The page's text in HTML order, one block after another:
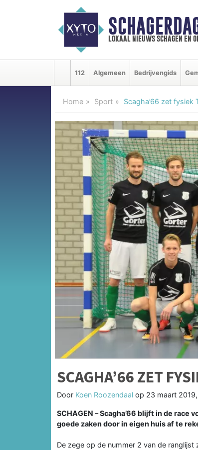
lokaal nieuws schagen en
112 Algemeen Bedrijvengids
Home Sport Scagha’66 zet fysiek
SCAGHA’66 ZET
Door Koen Roozendaal op 23 maart
SCHAGEN – Scagha’66 blijft in de
goede zaken door in eigen huis af te
De zege op de nummer 2 van de